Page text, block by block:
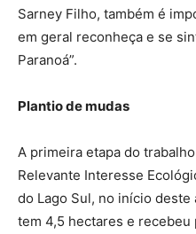
Sarney Filho, também é
em geral reconheça e se
Paranoá”.
Plantio de mudas
A primeira etapa do
Relevante Interesse
do Lago Sul, no início deste
tem 4,5 hectares e recebeu